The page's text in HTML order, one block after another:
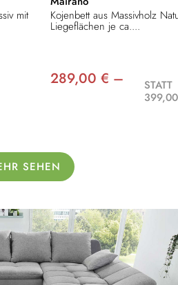
mit
Kojenbett aus Massivholz
Liegeflächen je ca....
289,00 € –
STATT
SEHEN